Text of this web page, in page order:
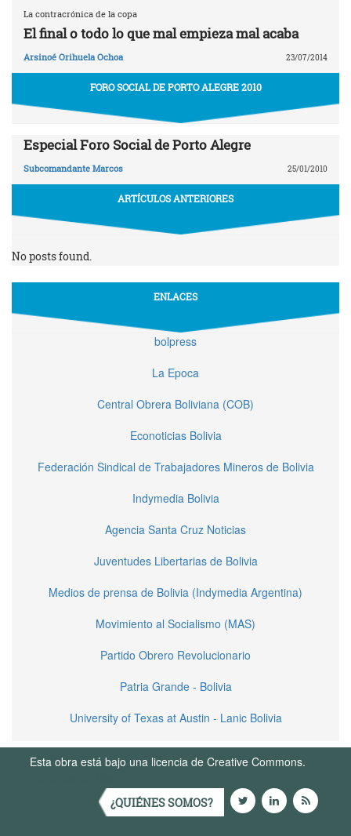
La contracrónica de la copa
El final o todo lo que mal empieza mal acaba
Arsinoé Orihuela Ochoa 23/07/2014
FORO SOCIAL DE PORTO ALEGRE 2010
Especial Foro Social de Porto Alegre
Subcomandante Marcos 25/01/2010
ARTÍCULOS ANTERIORES
No posts found.
ENLACES
bolpress
La Epoca
Central Obrera Boliviana (COB)
Econoticias Bolivia
Federación Sindical de Trabajadores Mineros de Bolivia
Indymedia Bolivia
Agencia Santa Cruz Noticias
Juventudes Libertarias de Bolivia
Medios de prensa de Bolivia (Indymedia Argentina)
Movimiento al Socialismo (MAS)
Partido Obrero Revolucionario
Patria Grande - Bolivia
University of Texas at Austin - Lanic Bolivia
Esta obra está bajo una licencia de Creative Commons.
¿QUIÉNES SOMOS?